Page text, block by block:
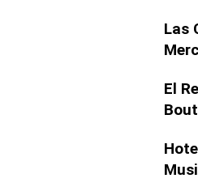
Las
El